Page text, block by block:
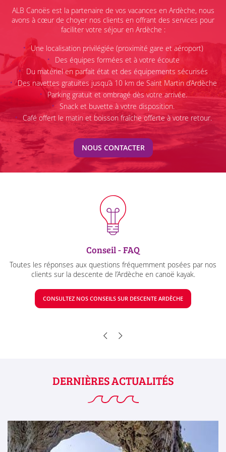
ALB Canoës est la partenaire de vos vacances en Ardèche, nous
avons à cœur de choyer nos clients en offrant des services pour
faciliter votre séjour en Ardèche :
Une localisation privilégiée (proximité gare et aéroport)
Des équipes formées et à votre écoute
Du matériel en parfait état et des équipements sécurisés
Des navettes gratuites jusqu’à 10 km de Saint Martin d’Ardèche
Parking gratuit et ombragé dès votre arrivée.
Snack et buvette à votre disposition.
Café offert le matin et boisson fraîche offerte à votre retour.
NOUS CONTACTER
Conseil - FAQ
Toutes les réponses aux questions fréquemment posées par nos
clients sur la descente de l’Ardèche en canoë kayak.
CONSULTEZ NOS CONSEILS SUR DESCENTE ARDÈCHE
DERNIÈRES ACTUALITÉS